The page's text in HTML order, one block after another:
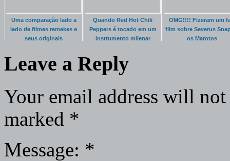
Uma comparação lado a
lado de filmes remakes e
seus originais
Quando Red Hot Chili
Peppers é tocado em um
instrumento milenar
OMG!!!! Fizeram um
film sobre Severus
os Marotos
Leave a Reply
Your email address will
marked *
Message: *